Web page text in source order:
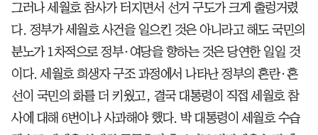
그러나 세월호 참사가 터지면서 선거 구도가 크게 출렁거렸
다. 정부가 세월호 사건을 일으킨 것은 아니라고 해도 국민의
분노가 1차적으로 정부·여당을 향하는 것은 당연한 일일 것
이다. 세월호 희생자 구조 과정에서 나타난 정부의 혼란·혼
선이 국민의 화를 더 키웠고, 결국 대통령이 직접 세월호 참
사에 대해 6번이나 사과해야 했다. 박 대통령이 세월호 수습